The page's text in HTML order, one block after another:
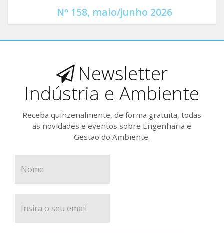
Nº 158, maio/junho 2026
Newsletter
Indústria e Ambiente
Receba quinzenalmente, de forma gratuita, todas
as novidades e eventos sobre Engenharia e
Gestão do Ambiente.